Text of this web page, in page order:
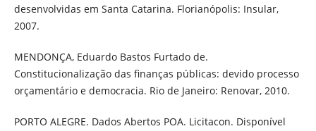
desenvolvidas em Santa Catarina. Florianópolis: Insular,
2007.
MENDONÇA, Eduardo Bastos Furtado de.
Constitucionalização das finanças públicas: devido processo
orçamentário e democracia. Rio de Janeiro: Renovar, 2010.
PORTO ALEGRE. Dados Abertos POA. Licitacon. Disponível